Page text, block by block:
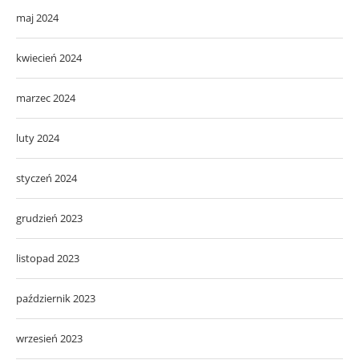
maj 2024
kwiecień 2024
marzec 2024
luty 2024
styczeń 2024
grudzień 2023
listopad 2023
październik 2023
wrzesień 2023